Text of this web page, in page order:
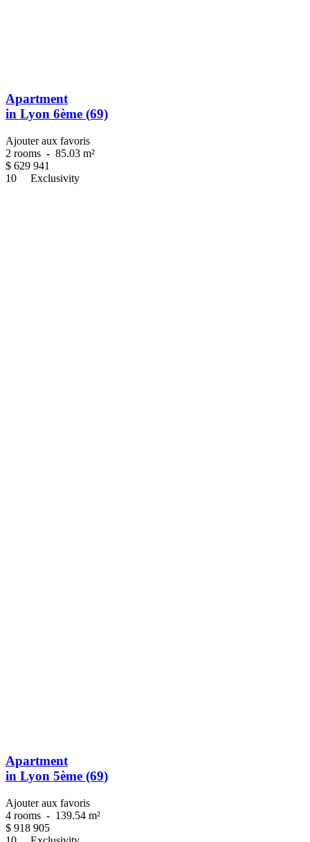
Apartment
in Lyon 6ème (69)
Ajouter aux favoris
2 rooms - 85.03 m²
$ 629 941
10
Exclusivity
Apartment
in Lyon 5ème (69)
Ajouter aux favoris
4 rooms - 139.54 m²
$ 918 905